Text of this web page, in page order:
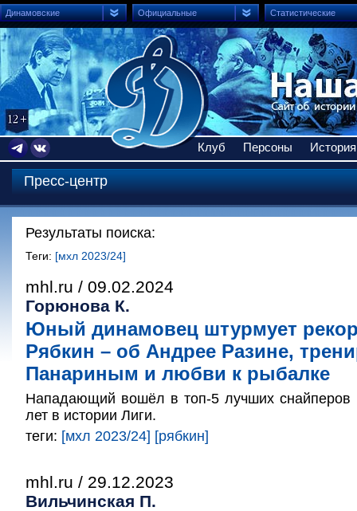
Динамовские Официальные Статистические
Клуб Персоны История
Пресс-центр
Результаты поиска:
Теги: [мхл 2023/24]
mhl.ru / 09.02.2024
Горюнова К.
Юный динамовец штурмует
Рябкин – об Андрее Разине,
Панариным и любви к рыбалке
Нападающий вошёл в топ-5 лучших снайперов
лет в истории Лиги.
теги: [мхл 2023/24] [рябкин]
mhl.ru / 29.12.2023
Вильчинская П.